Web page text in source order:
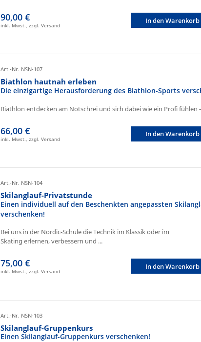
90,00 €
inkl. Mwst., zzgl. Versand
In den Warenkorb
Art.-Nr. NSN-107
Biathlon hautnah erleben
Die einzigartige Herausforderung des Biathlon-Sports
Biathlon entdecken am Notschrei und sich dabei wie ein Profi fühlen
66,00 €
inkl. Mwst., zzgl. Versand
In den Warenkorb
Art.-Nr. NSN-104
Skilanglauf-Privatstunde
Einen individuell auf den Beschenkten angepassten
verschenken!
Bei uns in der Nordic-Schule die Technik im Klassik oder im
Skating erlernen, verbessern und ...
75,00 €
inkl. Mwst., zzgl. Versand
In den Warenkorb
Art.-Nr. NSN-103
Skilanglauf-Gruppenkurs
Einen Skilanglauf-Gruppenkurs verschenken!